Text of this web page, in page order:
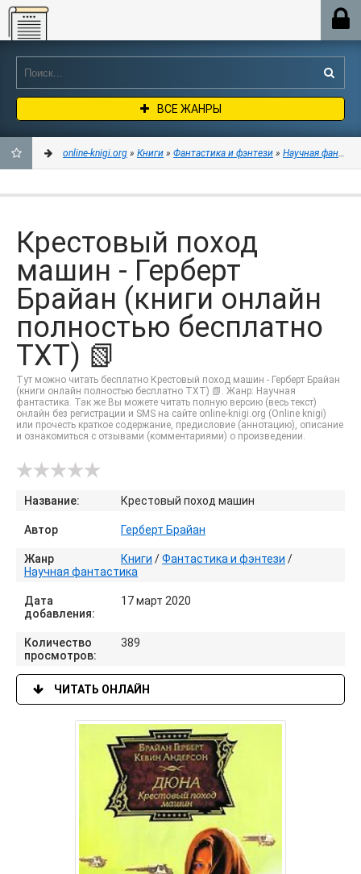
Online-knigi.org
ВСЕ ЖАНРЫ
ЗАКЛАДКИ
online-knigi.org » Книги » Фантастика и фэнтези » Научная
Крестовый поход
машин - Герберт
Брайан (книги онлайн
полностью бесплатно
TXT) 📗
Тут можно читать бесплатно Крестовый поход машин - Герберт Брайан
(книги онлайн полностью бесплатно TXT) 📗. Жанр: Научная
фантастика. Так же Вы можете читать полную версию (весь текст)
онлайн без регистрации и SMS на сайте online-knigi.org (Online knigi)
или прочесть краткое содержание, предисловие (аннотацию), описание
и ознакомиться с отзывами (комментариями) о произведении.
Название: Крестовый поход машин
Автор Герберт Брайан
Жанр Книги /Фантастика и фэнтези /
Научная фантастика
Дата
добавления:
17 март 2020
Количество
просмотров:
389
ЧИТАТЬ ОНЛАЙН